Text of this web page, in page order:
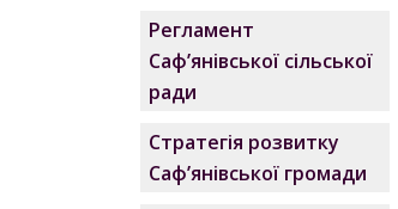
Регламент
Саф’янівської сільської
ради
Стратегія розвитку
Саф’янівської громади